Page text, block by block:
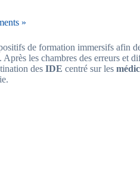
»
de formation immersifs afin
les chambres des erreurs et
des IDE centré sur les